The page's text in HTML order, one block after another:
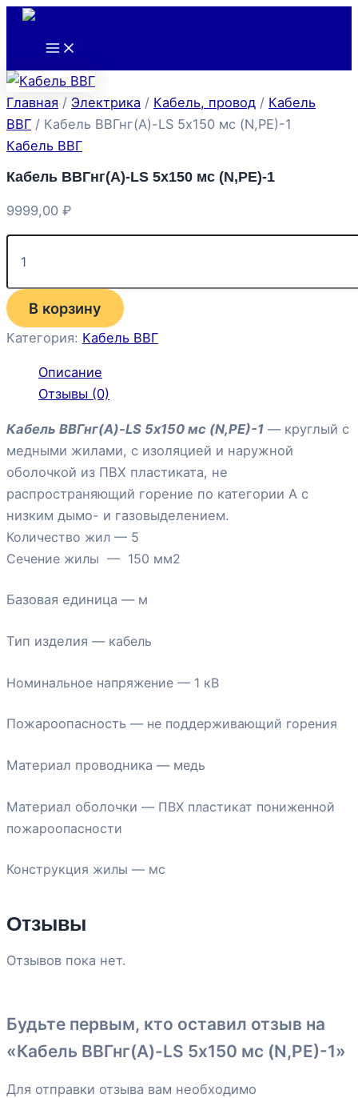
Перейти
содержимому
Main
Главная / Электрика / Кабель, провод / Кабель
ВВГ / Кабель ВВГнг(А)-LS 5х150 мс (N,РЕ)-1
Кабель ВВГ
Кабель ВВГнг(А)-LS 5х150 мс (N,РЕ)-1
9999,00 ₽
Количество
товара
ВВГнг(А)-
LS
5х150
мс
(N,РЕ)-1
В корзину
Категория: Кабель ВВГ
Описание
Отзывы (0)
Кабель ВВГнг(А)-LS 5х150 мс (N,РЕ)-1 — круглый с
медными жилами, с изоляцией и наружной
оболочкой из ПВХ пластиката, не
распространяющий горение по категории А с
низким дымо- и газовыделением.
Количество жил — 5
Сечение жилы — 150 мм2
Базовая единица — м
Тип изделия — кабель
Номинальное напряжение — 1 кВ
Пожароопасность — не поддерживающий горения
Материал проводника — медь
Материал оболочки — ПВХ пластикат пониженной
пожароопасности
Конструкция жилы — мc
Отзывы
Отзывов пока нет.
Будьте первым, кто оставил отзыв на
«Кабель ВВГнг(А)-LS 5х150 мс (N,РЕ)-1»
Для отправки отзыва вам необходимо